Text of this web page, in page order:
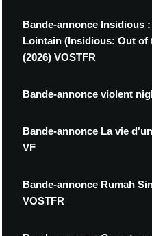
Bande-annonce Insidious
Lointain (Insidious: Out of
(2026) VOSTFR
Bande-annonce violent
Bande-annonce La vie
VF
Bande-annonce Rumah
VOSTFR